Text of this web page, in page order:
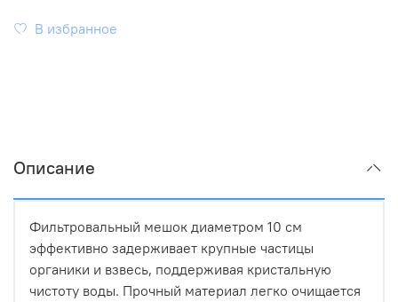
В избранное
Описание
Фильтровальный мешок диаметром 10 см
эффективно задерживает крупные частицы
органики и взвесь, поддерживая кристальную
чистоту воды. Прочный материал легко очищается